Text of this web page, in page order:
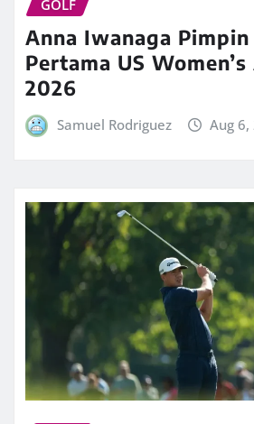
GOLF
Anna Iwanaga
Pertama US
2026
Samuel Rodriguez Aug 6,